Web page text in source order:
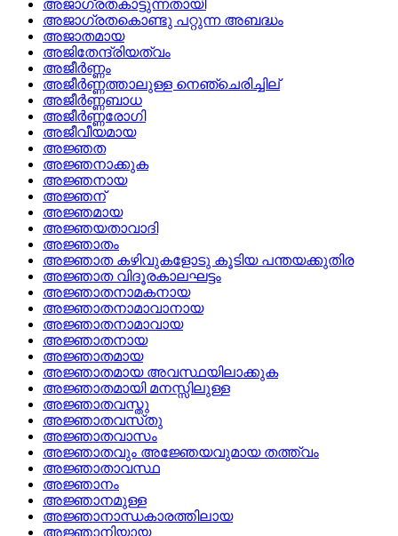
അജാഗ്രതകാട്ടുന്നതായി
അജാഗ്രതകൊണ്ടു പറ്റുന്ന അബദ്ധം
അജാതമായ
അജിതേന്ദ്രിയത്വം
അജീര്‍ണ്ണം
അജീര്‍ണ്ണത്താലുള്ള നെഞ്ചെരിച്ചില്
അജീര്‍ണ്ണബാധ
അജീര്‍ണ്ണരോഗി
അജീവീയമായ
അജ്ഞത
അജ്ഞനാക്കുക
അജ്ഞനായ
അജ്ഞന്
അജ്ഞമായ
അജ്ഞയതാവാദി
അജ്ഞാതം
അജ്ഞാത കഴിവുകളോടു കൂടിയ പന്തയക്കുതിര
അജ്ഞാത വിദൂരകാലഘട്ടം
അജ്ഞാതനാമകനായ
അജ്ഞാതനാമാവാനായ
അജ്ഞാതനാമാവായ
അജ്ഞാതനായ
അജ്ഞാതമായ
അജ്ഞാതമായ അവസ്ഥയിലാക്കുക
അജ്ഞാതമായി മനസ്സിലുള്ള
അജ്ഞാതവസ്തു
അജ്ഞാതവസ്‌തു
അജ്ഞാതവാസം
അജ്ഞാതവും അജ്ഞേയവുമായ തത്ത്വം
അജ്ഞാതാവസ്ഥ
അജ്ഞാനം
അജ്ഞാനമുള്ള
അജ്ഞാനാന്ധകാരത്തിലായ
അജ്ഞാനിയായ